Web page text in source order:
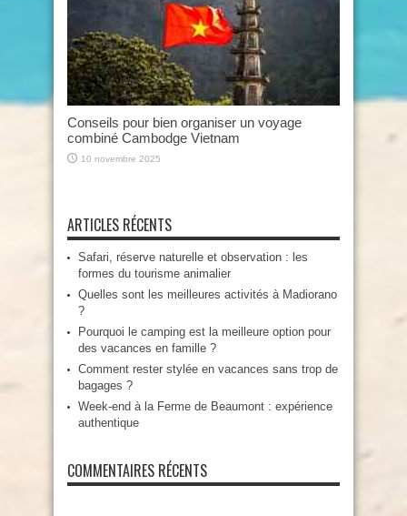
Conseils pour bien organiser un voyage
combiné Cambodge Vietnam
10 novembre 2025
ARTICLES RÉCENTS
Safari, réserve naturelle et observation : les
formes du tourisme animalier
Quelles sont les meilleures activités à Madiorano
?
Pourquoi le camping est la meilleure option pour
des vacances en famille ?
Comment rester stylée en vacances sans trop de
bagages ?
Week-end à la Ferme de Beaumont : expérience
authentique
COMMENTAIRES RÉCENTS